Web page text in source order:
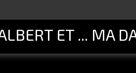
ET ... MA